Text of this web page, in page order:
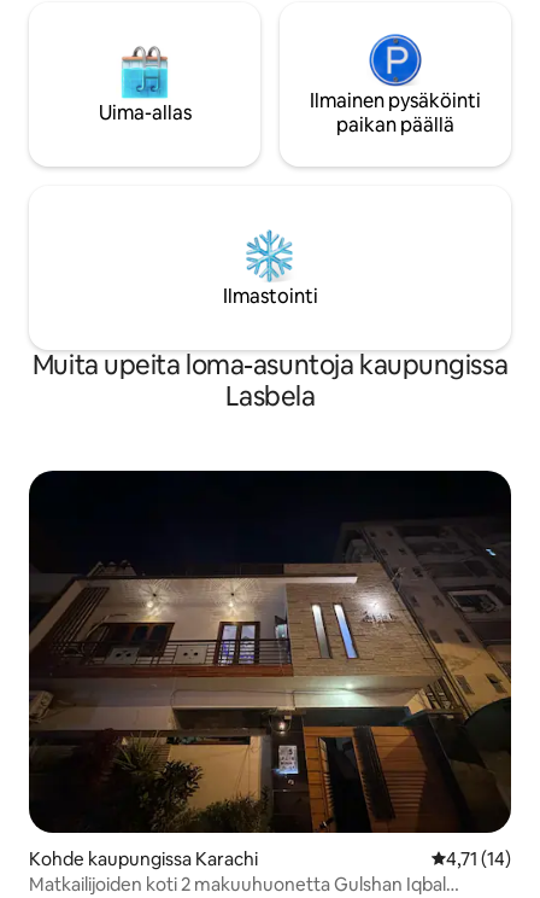
Uima-allas
Ilmainen pysäköinti
paikan päällä
Ilmastointi
Muita upeita loma-asuntoja kaupungissa
Lasbela
Kohde kaupungissa Karachi
4,71 (14)
Matkailijoiden koti 2 makuuhuonetta Gulshan Iqbal